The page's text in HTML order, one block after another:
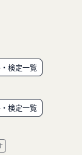
検定一覧
検定一覧